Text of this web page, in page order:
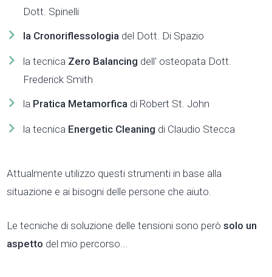
Dott. Spinelli
la Cronoriflessologia del Dott. Di Spazio
la tecnica Zero Balancing dell' osteopata Dott.
Frederick Smith
la Pratica Metamorfica di Robert St. John
la tecnica Energetic Cleaning di Claudio Stecca
Attualmente utilizzo questi strumenti in base alla
situazione e ai bisogni delle persone che aiuto.
Le tecniche di soluzione delle tensioni sono però solo un
aspetto del mio percorso...